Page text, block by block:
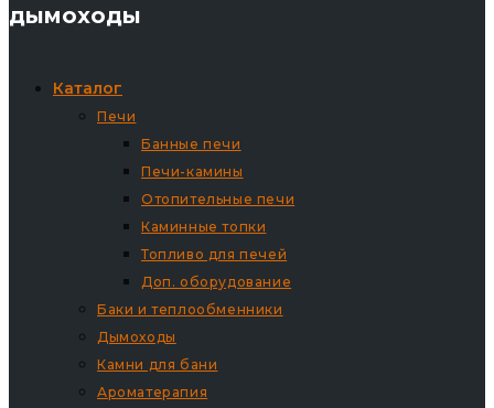
дымоходы
Каталог
Печи
Банные печи
Печи-камины
Отопительные печи
Каминные топки
Топливо для печей
Доп. оборудование
Баки и теплообменники
Дымоходы
Камни для бани
Ароматерапия